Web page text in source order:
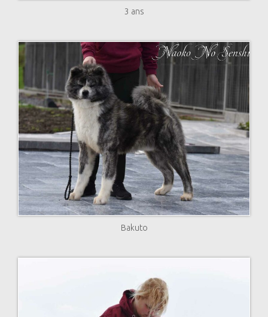
3 ans
Bakuto